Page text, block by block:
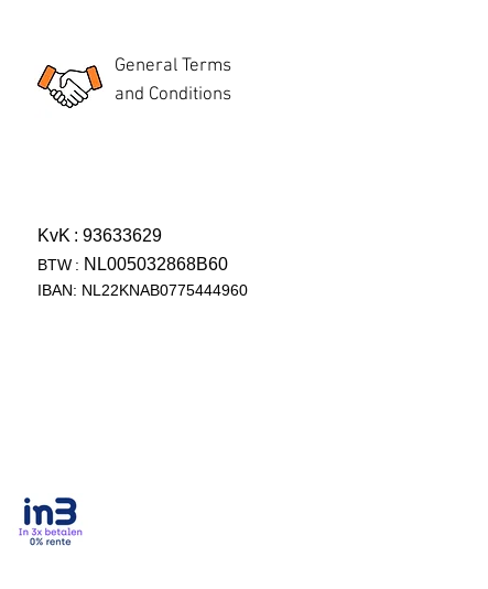
General Terms
and Conditions
KvK : 93633629
BTW : NL005032868B60
IBAN: NL22KNAB0775444960